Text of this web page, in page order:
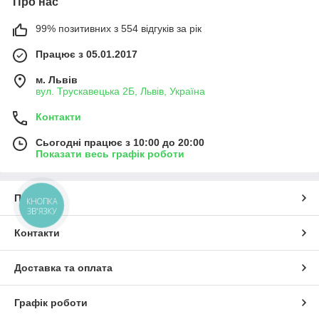
99% позитивних з 554 відгуків за рік
Працює з 05.01.2017
м. Львів
вул. Трускавецька 2Б, Львів, Україна
Контакти
Сьогодні працює з 10:00 до 20:00
Показати весь графік роботи
Про нас
Контакти
Доставка та оплата
Графік роботи
КНОПКА
ЗВ'ЯЗКУ